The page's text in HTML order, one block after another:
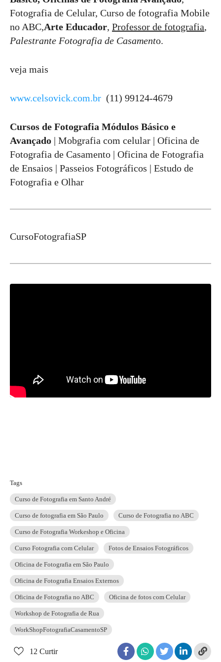
Fotografia de Celular, Curso de fotografia Mobile
no ABC,Arte Educador, Professor de fotografia,
Palestrante Fotografia de Casamento.
veja mais
www.celsovick.com.br (11) 99124-4679
Cursos de Fotografia Módulos Básico e
Avançado | Mobgrafia com celular | Oficina de
Fotografia de Casamento | Oficina de Fotografia
de Ensaios | Passeios Fotográficos | Estudo de
Fotografia e Olhar
CursoFotografiaSP
Tags
Curso de Fotografia em Santo André
Curso de fotografia em São Paulo Curso de Fotografia no ABC
Curso de Fotografia Workeshop e Oficina
Curso Fotografia com Celular Fotos de Ensaios Fotográficos
Oficina de Fotografia em São Paulo
Oficina de Fotografia Ensaios Externos
Oficina de Fotografia no ABC Oficina de fotos com Celular
Workshop de Fotografia de Rua
WorkShopFotografiaCasamentoSP
12 Curtir